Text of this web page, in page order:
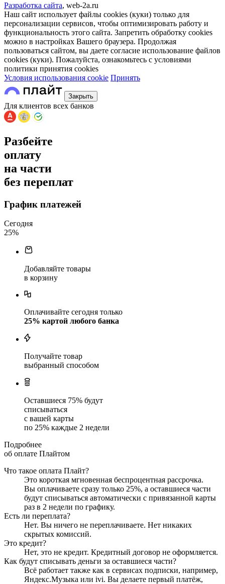
Разработка сайта, web-2a.ru
Наш сайт использует файлы cookies (куки) только для
персонализации сервисов, чтобы оптимизировать работу и
функциональность этого сайта. Запретить обработку cookies
можно в настройках Вашего браузера. Продолжая
пользоваться сайтом, вы даете согласие использование файлов
cookies (куки). Пожалуйста, ознакомьтесь с условиями
политики принятия сookies
Условия использования cookie Принять
Закрыть
Для клиентов всех банков
Разбейте
оплату
на части
без переплат
График платежей
Сегодня
25%
Добавляйте товары
в корзину
Оплачивайте сегодня только
25% картой любого банка
Получайте товар
выбранный способом
Оставшиеся 75% будут
списываться
с вашей карты
по 25% каждые 2 недели
Подробнее
об оплате Плайтом
Что такое оплата Плайт?
Это короткая мгновенная беспроцентная рассрочка.
Вы оплачиваете сразу только 25%, а оставшиеся части
будут списываться автоматически с привязанной карты
раз в 2 недели по графику.
Есть ли переплата?
Нет. Вы ничего не переплачиваете. Нет никаких
скрытых комиссий.
Это кредит?
Нет, это не кредит. Кредитный договор не оформляется.
Как будут списывать деньги за оставшиеся части?
Всё работает также как в сервисах подписки, например,
Яндекс.Музыка или ivi. Вы делаете первый платёж,